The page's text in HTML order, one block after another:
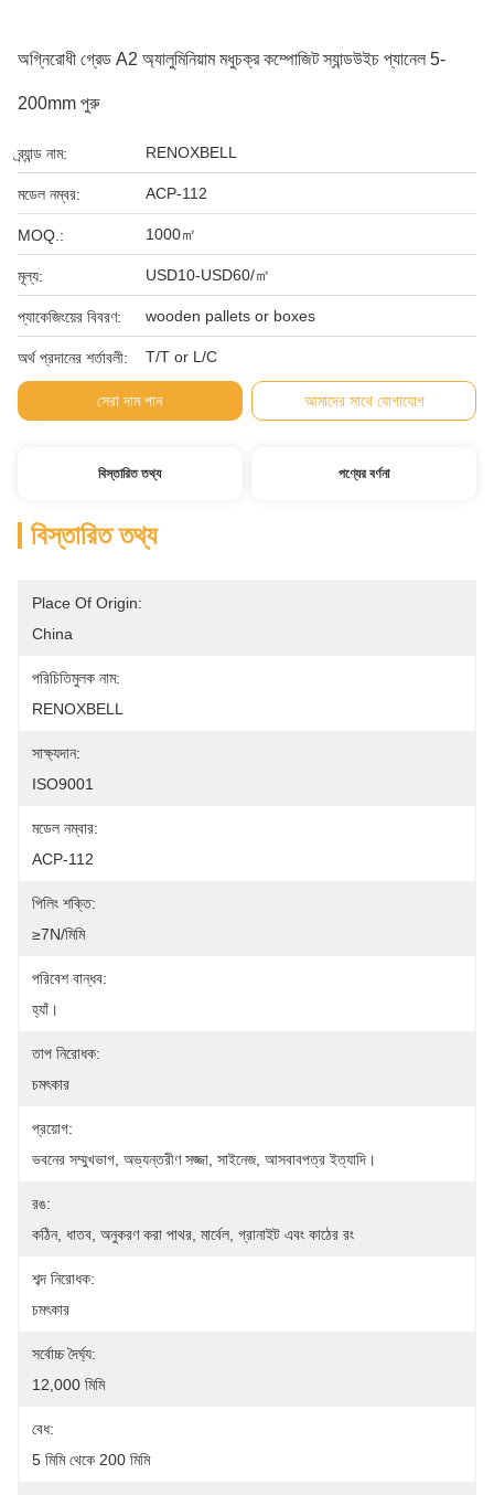
অগ্নিরোধী গ্রেড A2 অ্যালুমিনিয়াম মধুচক্র কম্পোজিট স্যান্ডউইচ প্যানেল 5-
200mm পুরু
ব্র্যান্ড নাম: RENOXBELL
মডেল নম্বর: ACP-112
MOQ.: 1000㎡
মূল্য: USD10-USD60/㎡
প্যাকেজিংয়ের বিবরণ: wooden pallets or boxes
অর্থ প্রদানের শর্তাবলী: T/T or L/C
সেরা দাম পান আমাদের সাথে যোগাযোগ
বিস্তারিত তথ্য পণ্যের বর্ণনা
বিস্তারিত তথ্য
Place Of Origin:
China
পরিচিতিমুলক নাম:
RENOXBELL
সাক্ষ্যদান:
ISO9001
মডেল নম্বার:
ACP-112
পিলিং শক্তি:
≥7N/মিমি
পরিবেশ বান্ধব:
হ্যাঁ।
তাপ নিরোধক:
চমৎকার
প্রয়োগ:
ভবনের সম্মুখভাগ, অভ্যন্তরীণ সজ্জা, সাইনেজ, আসবাবপত্র ইত্যাদি।
রঙ:
কঠিন, ধাতব, অনুকরণ করা পাথর, মার্বেল, গ্রানাইট এবং কাঠের রং
শব্দ নিরোধক:
চমৎকার
সর্বোচ্চ দৈর্ঘ্য:
12,000 মিমি
বেধ:
5 মিমি থেকে 200 মিমি